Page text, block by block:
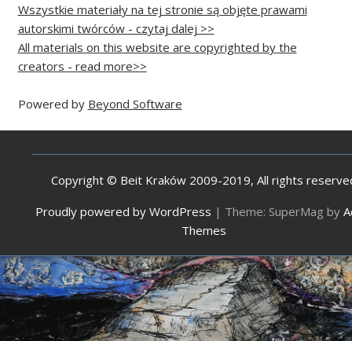
Wszystkie materiały na tej stronie są objęte prawami
autorskimi twórców - czytaj dalej >>
All materials on this website are copyrighted by the
creators - read more>>
Powered by Beyond Software
Copyright © Beit Kraków 2009-2019, All rights
Proudly powered by WordPress | Theme: SuperMag by
Themes